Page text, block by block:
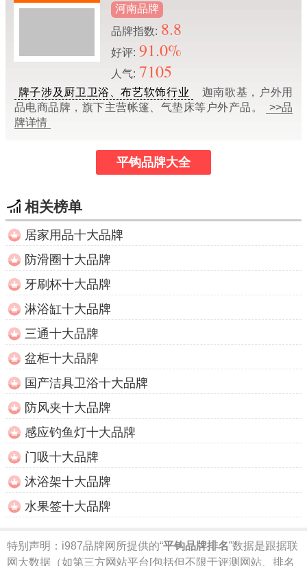
河南品牌
品牌指数: 8.8
好评: 91.0%
人气: 7105
牌子涉及厨卫卫浴、布艺软饰行业
迦南歌基，户外用
品电商品牌，旗下主营帐篷、气垫床等户外产品。
>>品
牌详情
平钩品牌大全
相关榜单
居家用品十大品牌
防滑圈十大品牌
牙刷杯十大品牌
淋浴缸十大品牌
三通十大品牌
盆柜十大品牌
国产洁具卫浴十大品牌
防风夹十大品牌
感应钓鱼灯十大品牌
门吸十大品牌
沐浴架十大品牌
水果签十大品牌
特别声明： i987品牌网所提供的“平钩品牌排名”数据是跟据联
网大数据（如第三方网站平台[包括但不限于评测网站、排名